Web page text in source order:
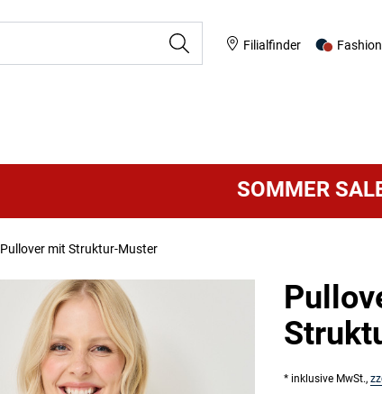
Filialfinder
SOMMER SALE
Pullover mit Struktur-Muster
* inklusive MwSt.,